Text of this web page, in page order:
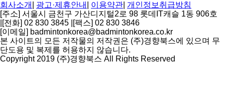
회사소개 광고·제휴안내 이용약관 개인정보취급방침
[주소] 서울시 금천구 가산디지털2로 98 롯데IT캐슬 1동 906호
[전화] 02 830 3845 [팩스] 02 830 3846
[이메일] badmintonkorea@badmintonkorea.co.kr
본 사이트의 모든 저작물의 저작권은 (주)경향북스에 있으며 무
단도용 및 복제를 허용하지 않습니다.
Copyright 2019 (주)경향북스 All Rights Reserved